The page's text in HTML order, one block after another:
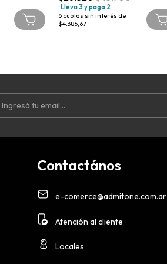
Lleva 3 y paga 2
6 cuotas sin interés de
$4.386,67
Contactános
e-comerce@admitone.com.ar
Atención al cliente
Locales